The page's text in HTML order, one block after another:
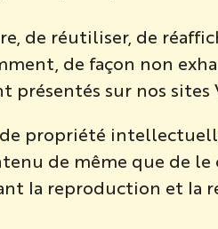
de réutiliser, de
de façon non
présentés sur nos sites
propriété
de même que de
la reproduction et